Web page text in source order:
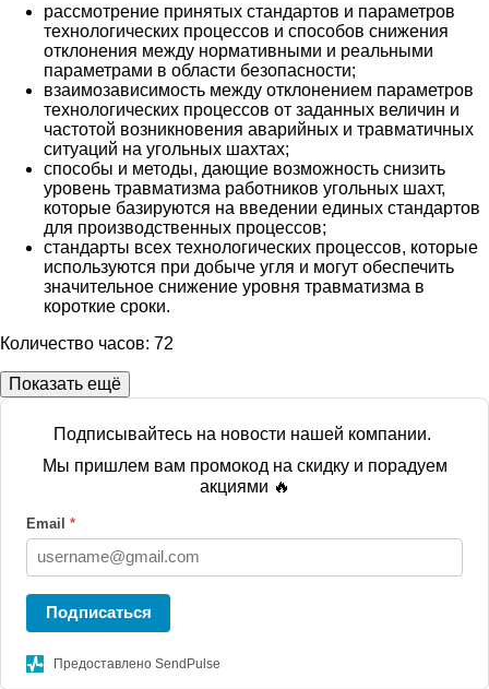
рассмотрение принятых стандартов и параметров
технологических процессов и способов снижения
отклонения между нормативными и реальными
параметрами в области безопасности;
взаимозависимость между отклонением параметров
технологических процессов от заданных величин и
частотой возникновения аварийных и травматичных
ситуаций на угольных шахтах;
способы и методы, дающие возможность снизить
уровень травматизма работников угольных шахт,
которые базируются на введении единых стандартов
для производственных процессов;
стандарты всех технологических процессов, которые
используются при добыче угля и могут обеспечить
значительное снижение уровня травматизма в
короткие сроки.
Количество часов: 72
Показать ещё
Подписывайтесь на новости нашей компании.
Мы пришлем вам промокод на скидку и порадуем
акциями 🔥
Email *
Подписаться
Предоставлено SendPulse